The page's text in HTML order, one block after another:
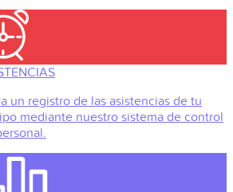
un registro de las asistencias de tu
mediante nuestro sistema de control